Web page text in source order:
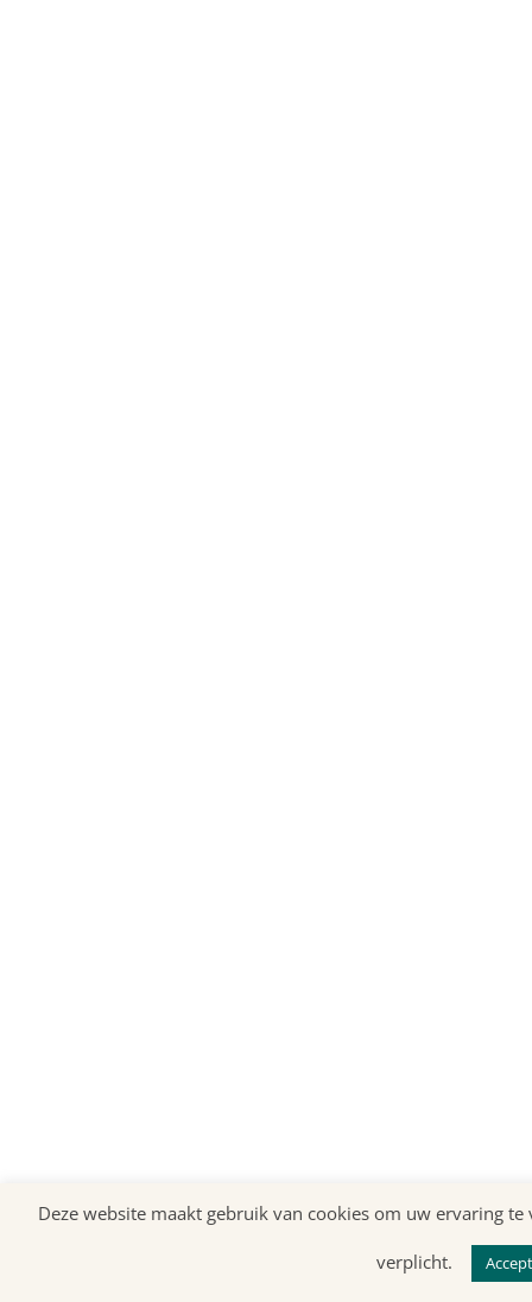
Deze website maakt gebruik van cookies om uw ervaring
verplicht.